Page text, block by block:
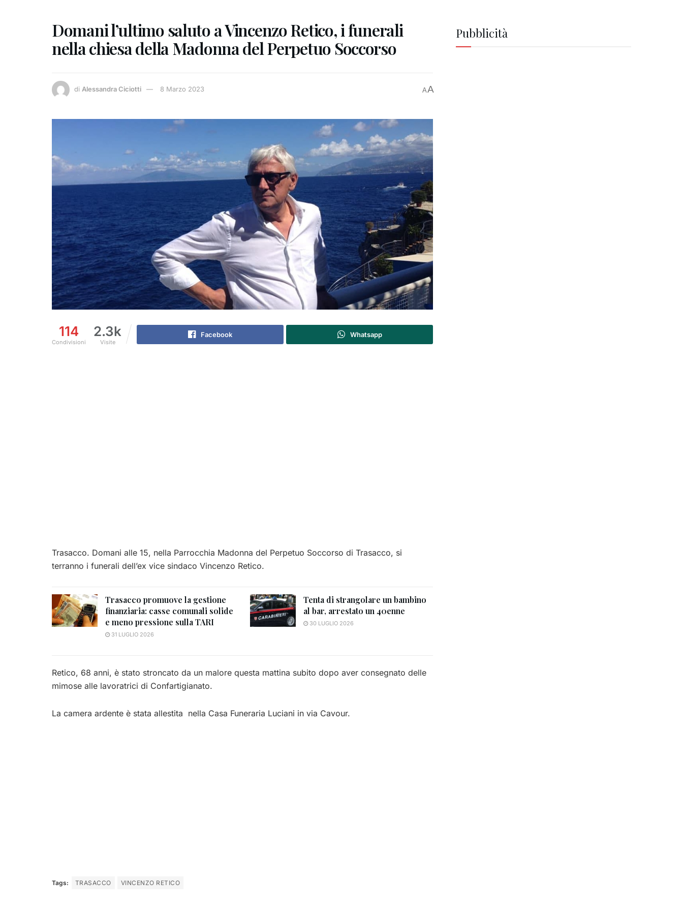
Domani l’ultimo saluto a Vincenzo Retico, i funerali
nella chiesa della Madonna del Perpetuo Soccorso
di Alessandra Ciciotti 8 Marzo 2023 AA
114
Condivisioni
2.3k
Visite
Facebook Whatsapp
Trasacco. Domani alle 15, nella Parrocchia Madonna del Perpetuo Soccorso di Trasacco, si
terranno i funerali dell’ex vice sindaco Vincenzo Retico.
Trasacco promuove la gestione
finanziaria: casse comunali solide
e meno pressione sulla TARI
31 LUGLIO 2026
Tenta di strangolare un bambino
al bar, arrestato un 40enne
30 LUGLIO 2026
Retico, 68 anni, è stato stroncato da un malore questa mattina subito dopo aver consegnato delle
mimose alle lavoratrici di Confartigianato.
La camera ardente è stata allestita nella Casa Funeraria Luciani in via Cavour.
Tags: TRASACCO VINCENZO RETICO
Pubblicità